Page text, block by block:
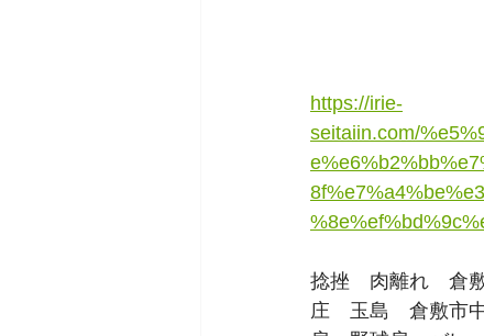
https://irie-
seitaiin.com/
捻挫　肉離れ　倉
庄　玉島　倉敷市